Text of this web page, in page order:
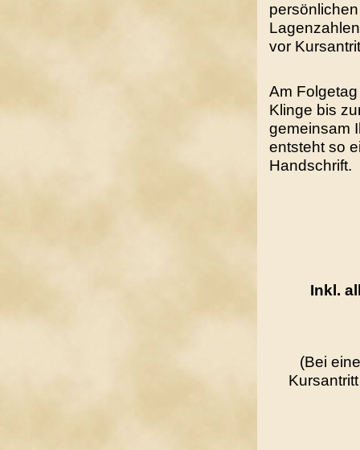
vor
Am
Klinge bis
gemeinsam
entsteht so
Handschrift.
Inkl.
(Bei